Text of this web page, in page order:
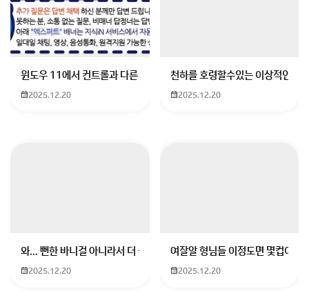
회원가입 혹은 광고 [X]를 누르면 내용이 보입니다
윈도우 11에서 컨트롤과 다른 키가 같이 안눌림 게임을 하는 중에 컨트
2025.12.20
천하를 호령할수있는 이상적인 몸
2025.12.20
와... 뻔한 바니걸 아니라서 더 좋음
2025.12.20
여잘알 형님들 이정도면 몇컵이에
2025.12.20